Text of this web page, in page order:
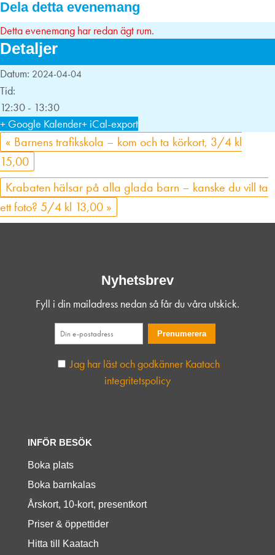
Dela detta evenemang
Detta evenemang har redan ägt rum.
Detaljer
Datum: 2024-04-04
Tid:
12:30 - 13:30
+ Google Kalender+ iCal-export
« Barnens trafikskola – kom och ta körkort, 3/4 kl
15,00
Krabaten hälsar på alla glada barn – kanske du vill ta
ett foto? 5/4 kl 13,00 »
Nyhetsbrev
Fyll i din mailadress nedan så får du våra utskick.
Jag har läst och godkänner Kaatach
integritetspolicy
INFÖR BESÖK
Boka plats
Boka barnkalas
Årskort, 10-kort, presentkort
Priser & öppettider
Hitta till Kaatach